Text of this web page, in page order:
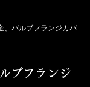
、バルブフランジカバ
ブフランジ